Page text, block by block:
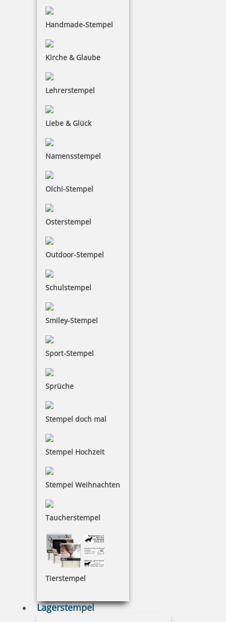
Handmade-Stempel
Kirche & Glaube
Lehrerstempel
Liebe & Glück
Namensstempel
Olchi-Stempel
Osterstempel
Outdoor-Stempel
Schulstempel
Smiley-Stempel
Sport-Stempel
Sprüche
Stempel doch mal
Stempel Hochzeit
Stempel Weihnachten
Taucherstempel
Tierstempel
Lagerstempel
Stempelkugelschreiber Heri Stamp & Touch Pen 3309 Kiwi mit
46,40 €
Heri Mini Smartpen 4374R Stempelkugelschreiber rot
51,82 €
Heri Mini Smartpen Stempelkugelschreiber 34x8 mm
Jetzt gestalten
Heri Smartpen Stempelkugelschreiber 3300 34 x 8 mm Silber